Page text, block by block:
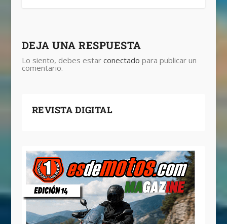
DEJA UNA RESPUESTA
Lo siento, debes estar conectado para publicar un
comentario.
REVISTA DIGITAL